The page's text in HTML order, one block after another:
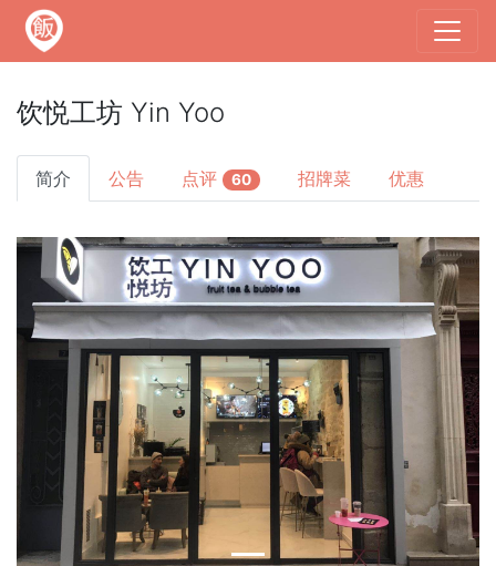
饮悦工坊 Yin Yoo
简介 公告 点评 60 招牌菜 优惠